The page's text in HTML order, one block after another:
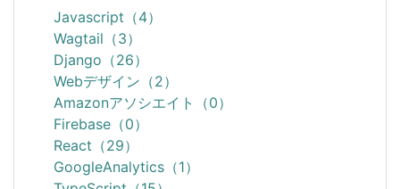
Javascript（4）
Wagtail（3）
Django（26）
Webデザイン（2）
Amazonアソシエイト（0）
Firebase（0）
React（29）
GoogleAnalytics（1）